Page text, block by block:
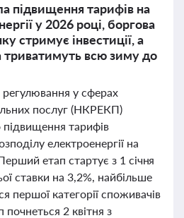
підвищення тарифів на
у 2026 році, боргова
стримує інвестиції, а
триватимуть всю зиму до
регулювання у сферах
послуг (НКРЕКП)
тарифів
електроенергії на
етап стартує з 1 січня
ставки на 3,2%, найбільше
першої категорії споживачів
2 квітня з